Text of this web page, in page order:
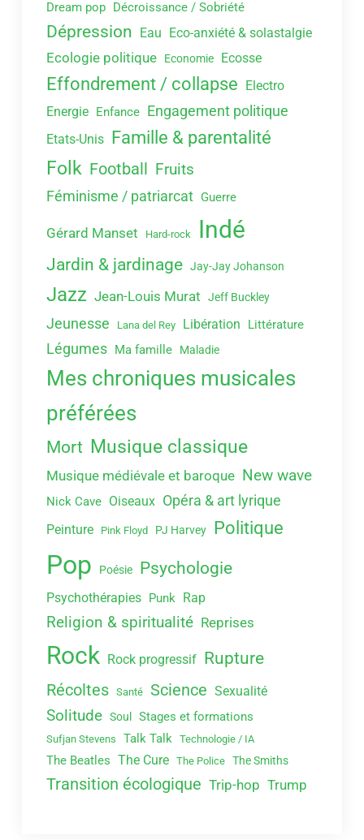
Dream pop Décroissance / Sobriété
Dépression Eau Eco-anxiété & solastalgie
Ecologie politique Economie Ecosse
Effondrement / collapse
Electro
Energie
Enfance Engagement politique
Etats-Unis Famille & parentalité
Folk Football Fruits
Féminisme / patriarcat Guerre
Gérard Manset Hard-rock Indé
Jardin & jardinage Jay-Jay Johanson
Jazz Jean-Louis Murat Jeff Buckley
Jeunesse Lana del Rey Libération Littérature
Légumes Ma famille Maladie
Mes chroniques musicales
préférées
Mort Musique classique
Musique médiévale et baroque New wave
Nick Cave Oiseaux Opéra & art lyrique
Peinture Pink Floyd PJ Harvey Politique
Pop Poésie Psychologie
Psychothérapies Punk Rap
Religion & spiritualité Reprises
Rock Rock progressif Rupture
Récoltes Santé Science Sexualité
Solitude Soul Stages et formations
Sufjan Stevens Talk Talk Technologie / IA
The Beatles The Cure The Police The Smiths
Transition écologique Trip-hop Trump